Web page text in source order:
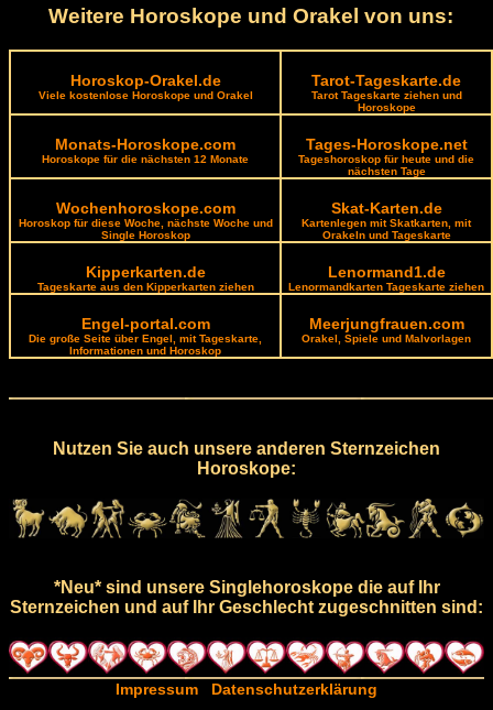
Weitere Horoskope und Orakel von uns:
Horoskop-Orakel.de
Viele kostenlose Horoskope und Orakel
Tarot-Tageskarte.de
Tarot Tageskarte ziehen und
Horoskope
Monats-Horoskope.com
Horoskope für die nächsten 12 Monate
Tages-Horoskope.net
Tageshoroskop für heute und die
nächsten Tage
Wochenhoroskope.com
Horoskop für diese Woche, nächste Woche und
Single Horoskop
Skat-Karten.de
Kartenlegen mit Skatkarten, mit
Orakeln und Tageskarte
Kipperkarten.de
Tageskarte aus den Kipperkarten ziehen
Lenormand1.de
Lenormandkarten Tageskarte ziehen
Engel-portal.com
Die große Seite über Engel, mit Tageskarte,
Informationen und Horoskop
Meerjungfrauen.com
Orakel, Spiele und Malvorlagen
Nutzen Sie auch unsere anderen Sternzeichen
Horoskope:
*Neu* sind unsere Singlehoroskope die auf Ihr
Sternzeichen und auf Ihr Geschlecht zugeschnitten sind:
Impressum Datenschutzerklärung